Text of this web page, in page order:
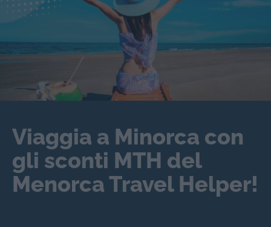
Viaggia a Minorca con
gli sconti MTH del
Menorca Travel Helper!